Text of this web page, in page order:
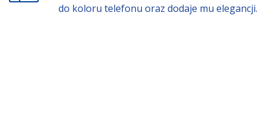
do koloru telefonu oraz dodaje mu elegancji.